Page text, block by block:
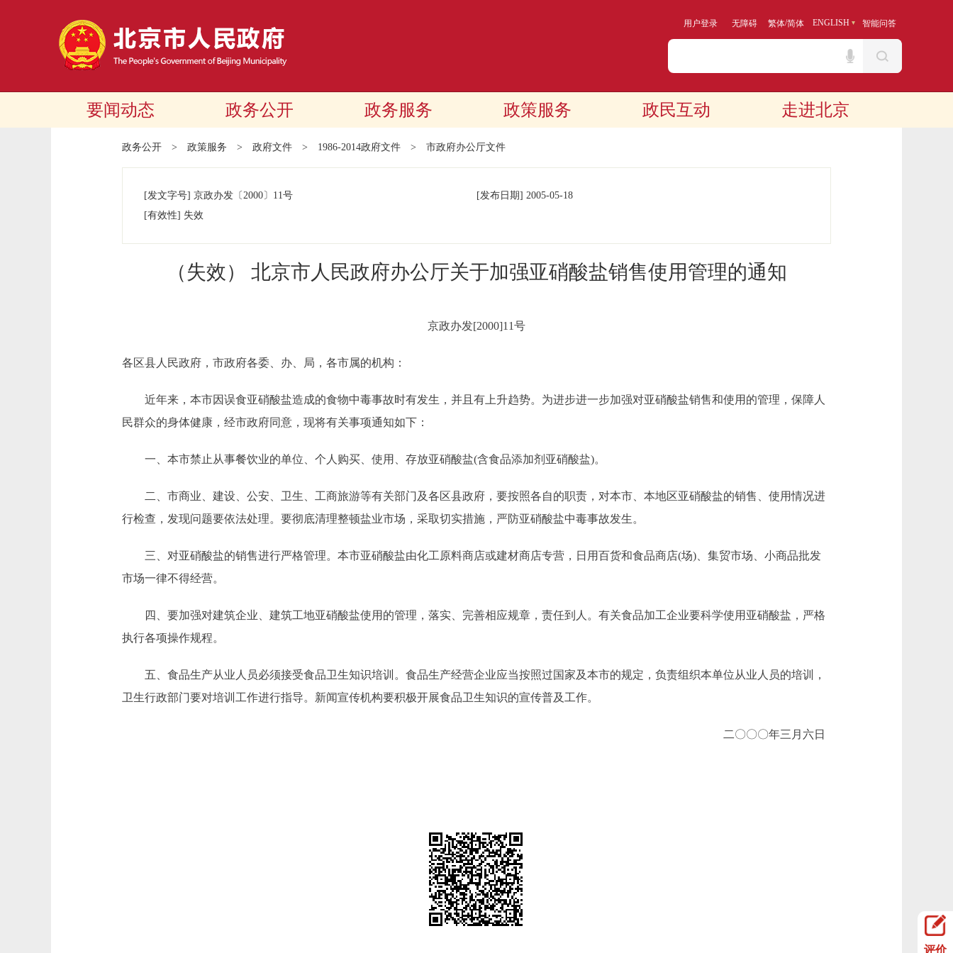
用户登录 无障碍 繁体/简体 ENGLISH 智能问答
要闻动态 政务公开 政务服务 政策服务 政民互动 走进北京
政务公开 > 政策服务 > 政府文件 > 1986-2014政府文件 > 市政府办公厅文件
[发文字号] 京政办发 〔2000〕 11号 [发布日期] 2005-05-18
[有效性] 失效
（失效） 北京市人民政府办公厅关于加强亚硝酸盐销售使用管理的通知
京政办发[2000]11号
各区县人民政府，市政府各委、办、局，各市属的机构：
近年来，本市因误食亚硝酸盐造成的食物中毒事故时有发生，并且有上升趋势。为进步进一步加强对亚硝酸盐销售和使用的管理，保障人
民群众的身体健康，经市政府同意，现将有关事项通知如下：
一、本市禁止从事餐饮业的单位、个人购买、使用、存放亚硝酸盐(含食品添加剂亚硝酸盐)。
二、市商业、建设、公安、卫生、工商旅游等有关部门及各区县政府，要按照各自的职责，对本市、本地区亚硝酸盐的销售、使用情况进
行检查，发现问题要依法处理。要彻底清理整顿盐业市场，采取切实措施，严防亚硝酸盐中毒事故发生。
三、对亚硝酸盐的销售进行严格管理。本市亚硝酸盐由化工原料商店或建材商店专营，日用百货和食品商店(场)、集贸市场、小商品批发
市场一律不得经营。
四、要加强对建筑企业、建筑工地亚硝酸盐使用的管理，落实、完善相应规章，责任到人。有关食品加工企业要科学使用亚硝酸盐，严格
执行各项操作规程。
五、食品生产从业人员必须接受食品卫生知识培训。食品生产经营企业应当按照过国家及本市的规定，负责组织本单位从业人员的培训，
卫生行政部门要对培训工作进行指导。新闻宣传机构要积极开展食品卫生知识的宣传普及工作。
二〇〇〇年三月六日
评价